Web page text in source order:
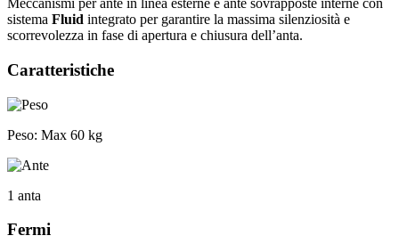
Meccanismi per ante in linea esterne e ante sovrapposte interne con
sistema Fluid integrato per garantire la massima silenziosità e
scorrevolezza in fase di apertura e chiusura dell’anta.
Caratteristiche
Peso: Max 60 kg
1 anta
Fermi